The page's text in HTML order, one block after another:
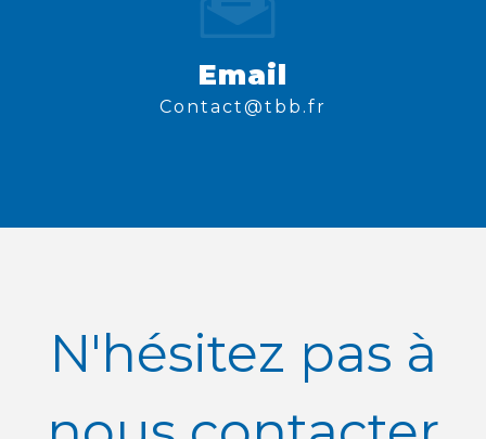
Email
contact@tbb.fr
N'hésitez pas à